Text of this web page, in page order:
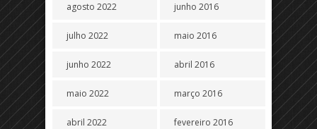
agosto 2022
julho 2022
junho 2022
maio 2022
abril 2022
junho 2016
maio 2016
abril 2016
março 2016
fevereiro 2016